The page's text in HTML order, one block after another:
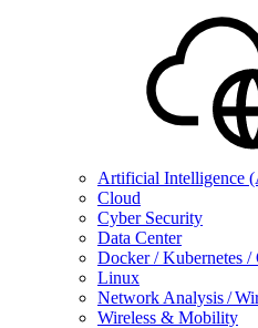
Artificial Intelligence
Cloud
Cyber Security
Data Center
Docker / Kubernetes /
Linux
Network Analysis /
Wireless & Mobility